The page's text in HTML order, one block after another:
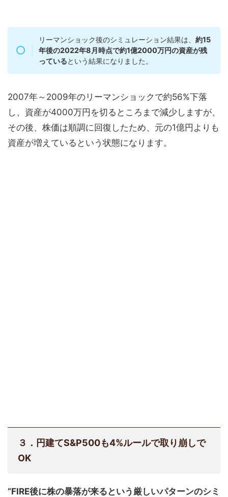
リーマンショック後のシミュレーション結果は、約15
年後の2022年8月時点で約1億2000万円の資産が残
っているという結果になりました。
2007年～2009年のリーマンショックで約56%下落
し、資産が4000万円を切るところまで減少しますが、
その後、株価は順調に回復したため、元の1億円よりも
資産が増えているという状態になります。
３．円建てS&P500も4%ルールで取り崩しで
OK
”FIRE後に株の暴落が来るという厳しいパターンのシミ